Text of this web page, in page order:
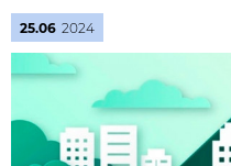
25.06 2024